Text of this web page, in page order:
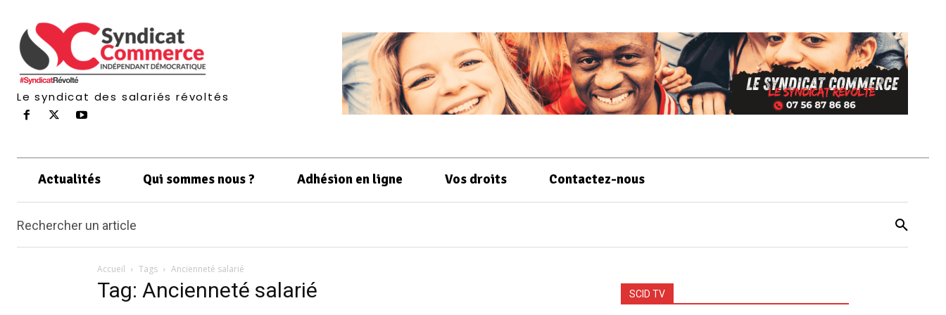
Le syndicat des salariés révoltés
Actualités Qui sommes nous ? Adhésion en ligne Vos droits Contactez-nous
Rechercher un article
Accueil Tags Ancienneté salarié
Tag: Ancienneté salarié SCID TV